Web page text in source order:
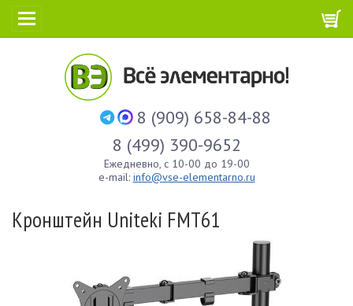
8 (909) 658-84-88
8 (499) 390-9652
Ежедневно, с 10-00 до 19-00
e-mail: info@vse-elementarno.ru
Кронштейн Uniteki FMT61